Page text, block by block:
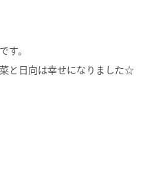
す。
と日向は幸せになりました☆